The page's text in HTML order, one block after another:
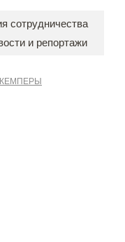
сотрудничества
и репортажи